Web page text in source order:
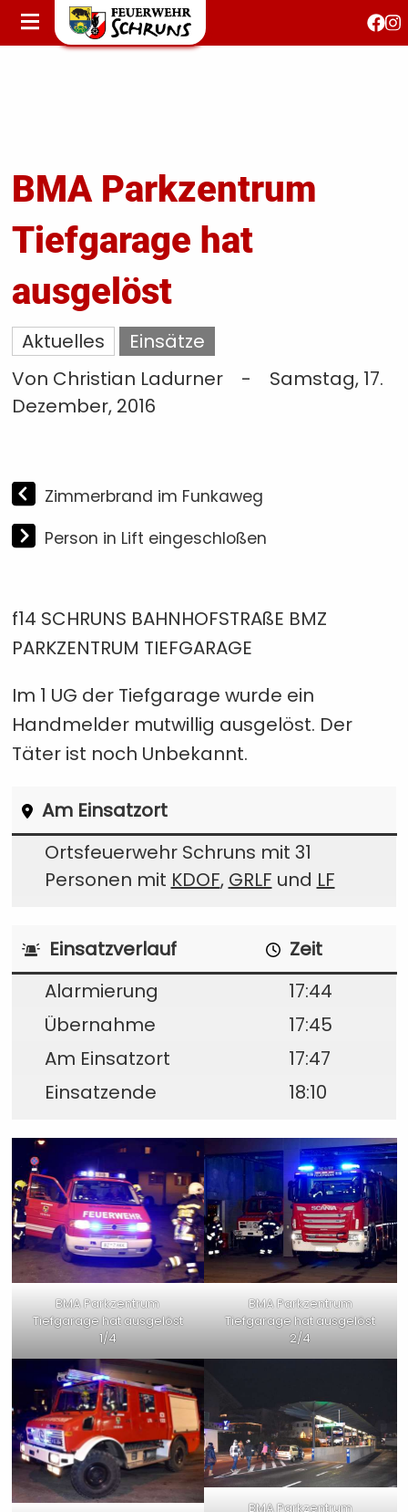
STARTSEITE
AKTUELLES
BMA Parkzentrum
Tiefgarage hat
ausgelöst
Aktuelles
Einsätze
Von Christian Ladurner
-
Samstag, 17.
Dezember, 2016
Zimmerbrand im Funkaweg
Person in Lift eingeschloßen
f14 SCHRUNS BAHNHOFSTRAßE BMZ
PARKZENTRUM TIEFGARAGE
Im 1 UG der Tiefgarage wurde ein
Handmelder mutwillig ausgelöst. Der
Täter ist noch Unbekannt.
Am Einsatzort
Ortsfeuerwehr Schruns mit 31
Personen mit KDOF, GRLF und LF
Einsatzverlauf
Zeit
Alarmierung
17:44
Übernahme
17:45
Am Einsatzort
17:47
Einsatzende
18:10
BMA Parkzentrum
Tiefgarage hat ausgelöst
1/4
BMA Parkzentrum
Tiefgarage hat ausgelöst
2/4
BMA Parkzentrum